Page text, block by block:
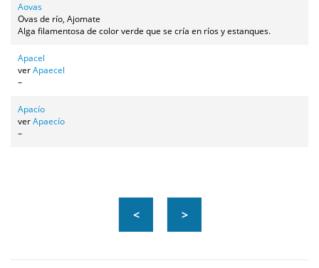
Aovas
Ovas de río, Ajomate
Alga filamentosa de color verde que se cría en ríos y estanques.
Apacel
verApaecel
–
Apacío
verApaecío
–
< >